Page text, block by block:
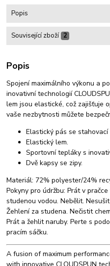
Popis
Související zboží 2
Popis
Spojení maximálního výkonu a
inovativní technologií
lem jsou elastické, což zajišťuje
vaše nezbytnosti můžete
Elastický pás se stahovací
Elastický lem.
Sportovní tepláky s
Dvě kapsy se zipy.
Materiál: 72% polyester/24%
Pokyny pro údržbu: Prát v
studenou vodou. Nebělit.
Žehlení za studena. Nečistit
Prát a žehlit naruby. Perte s
pracím sáčku.
A fusion of maximum
with innovative CLOUDSPUN